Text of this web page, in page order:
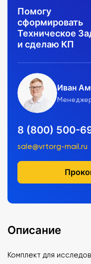
Помогу
сформировать
Техническое
и сделаю КП
Иван
8 (800) 500-
sale@vrtorg-mail.ru
Описание
Комплект для